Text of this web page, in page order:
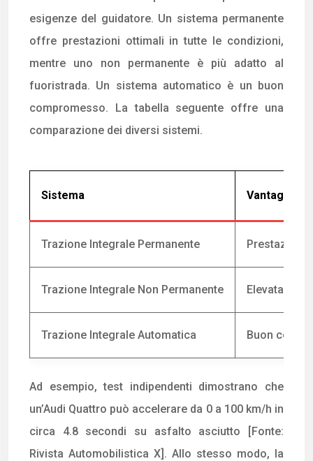
esigenze del guidatore. Un sistema permanente
offre prestazioni ottimali in tutte le condizioni,
mentre uno non permanente è più adatto al
fuoristrada. Un sistema automatico è un buon
compromesso. La tabella seguente offre una
comparazione dei diversi sistemi.
Sistema Vantaggi
Trazione Integrale Permanente Prestazioni
Trazione Integrale Non Permanente Elevata
Trazione Integrale Automatica Buon
Ad esempio, test indipendenti dimostrano che
un’Audi Quattro può accelerare da 0 a 100 km/h in
circa 4.8 secondi su asfalto asciutto [Fonte:
Rivista Automobilistica X]. Allo stesso modo, la